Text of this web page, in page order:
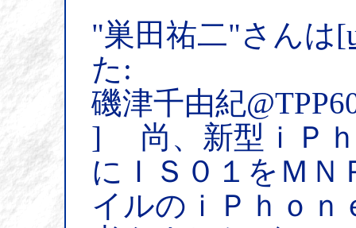
"巣田祐二"さんは
た:
磯津千由紀
] 尚、新型ｉＰｈ
にＩＳ０１をＭ
イルのｉＰｈｏｎ